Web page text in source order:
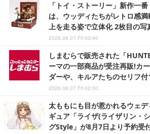
「トイ・ストーリー」新作一
は、ウッディたちがレトロ感
上を走る姿で立体化 2枚目の写
2026.08.07 Fri 03:40
しまむらで販売された「
ーマの一部商品が受注再販!カ
ダーや、キルアたちのセリフ
2026.08.07 Fri 02:00
太ももにも目が惹かれるウェ
ギュア「ライザ(ライザリン・
グStyle」が8月7日より予約受